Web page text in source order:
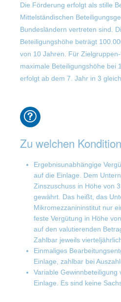
Die Förderung erfolgt als stille
Mittelständischen
Bundesländern vertreten sind.
Beteiligungshöhe beträgt
von 10 Jahren. Für
maximale Beteiligungshöhe bei
erfolgt ab dem 7. Jahr in 3
Zu welchen
Ergebnisunabhängige
auf die Einlage. Dem
Zinszuschuss in Höhe von
gewährt. Das heißt, das
Mikromezzanininstitut nur
feste Vergütung in Höhe
auf den valutierenden
Zahlbar jeweils
Einmaliges
Einlage, zahlbar bei
Variable Gewinnbeteiligung
Einlage. Es sind keine